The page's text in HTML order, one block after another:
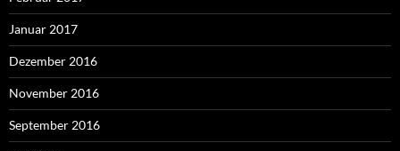
Januar 2017
Dezember 2016
November 2016
September 2016